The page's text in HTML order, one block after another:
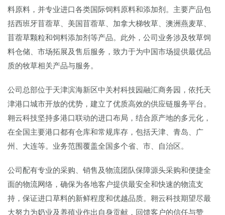
料原料，并专业进口各类国际饲料原料和添加剂。主要产品包
括西班牙苜蓿草、美国苜蓿草、加拿大梯牧草、澳洲燕麦草、
苜蓿草颗粒和饲料添加剂等产品。此外，公司业务涉及牧草饲
料仓储、市场拓展及售后服务，致力于为中国市场提供最优品
质的牧草相关产品与服务。
公司总部位于天津滨海新区中关村科技园融汇商务园，依托天
津港口城市开放的优势，建立了优质高效的供应链服务平台。
翱云科技坚持多港口联动的进口布局，结合原产地的多元化，
在全国主要港口都有仓库和常规库存，包括天津、青岛、广
州、大连等。业务范围覆盖全国多个省、市、自治区。
公司配有专业的采购、销售及物流团队保障源头采购和便捷全
面的物流网络，确保为各地客户提供最安全和快速的物流支
持，保证进口草料的新鲜程度和优越品质。翱云科技期望尽最
大努力为奶业及养殖业作出自身贡献，回馈客户的信任与赞